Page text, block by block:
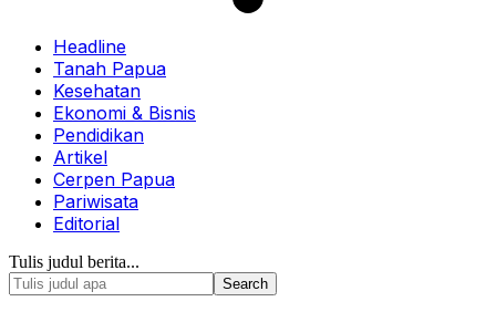
Headline
Tanah Papua
Kesehatan
Ekonomi & Bisnis
Pendidikan
Artikel
Cerpen Papua
Pariwisata
Editorial
Tulis judul berita...